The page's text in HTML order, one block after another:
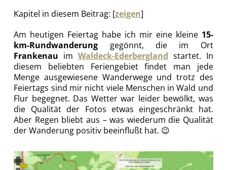
Kapitel in diesem Beitrag: [zeigen]
Am heutigen Feiertag habe ich mir eine kleine 15-
km-Rundwanderung gegönnt, die im Ort
Frankenau im Waldeck-Ederbergland startet. In
diesem beliebten Feriengebiet findet man jede
Menge ausgewiesene Wanderwege und trotz des
Feiertags sind mir nicht viele Menschen in Wald und
Flur begegnet. Das Wetter war leider bewölkt, was
die Qualität der Fotos etwas eingeschränkt hat.
Aber Regen bliebt aus – was wiederum die Qualität
der Wanderung positiv beeinflußt hat. 😉